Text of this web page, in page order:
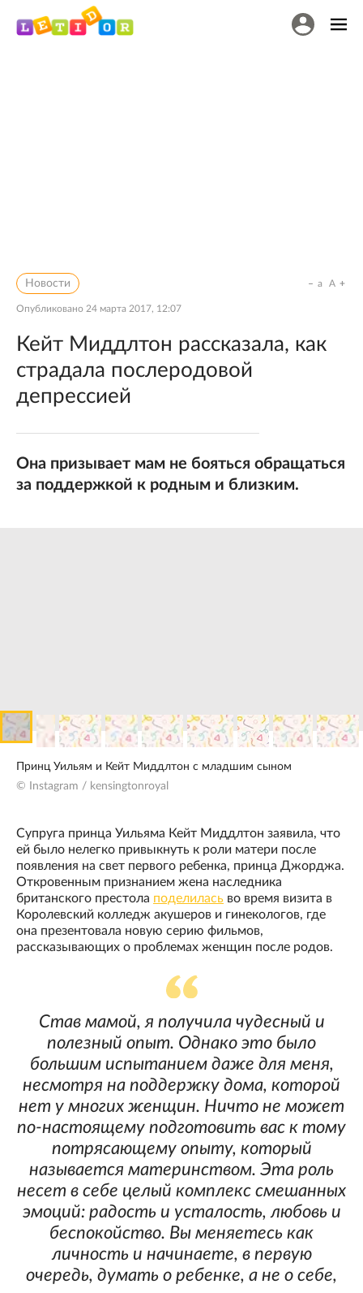
Новости
Опубликовано 24 марта 2017, 12:07
a A
Кейт Миддлтон рассказала, как
страдала послеродовой
депрессией
Она призывает мам не бояться обращаться
за поддержкой к родным и близким.
Принц Уильям и Кейт Миддлтон с младшим сыном
© Instagram / kensingtonroyal
Супруга принца Уильяма Кейт Миддлтон заявила, что
ей было нелегко привыкнуть к роли матери после
появления на свет первого ребенка, принца Джорджа.
Откровенным признанием жена наследника
британского престола поделилась во время визита в
Королевский колледж акушеров и гинекологов, где
она презентовала новую серию фильмов,
рассказывающих о проблемах женщин после родов.
Став мамой, я получила чудесный и
полезный опыт. Однако это было
большим испытанием даже для меня,
несмотря на поддержку дома, которой
нет у многих женщин. Ничто не может
по-настоящему подготовить вас к тому
потрясающему опыту, который
называется материнством. Эта роль
несет в себе целый комплекс смешанных
эмоций: радость и усталость, любовь и
беспокойство. Вы меняетесь как
личность и начинаете, в первую
очередь, думать о ребенке, а не о себе,